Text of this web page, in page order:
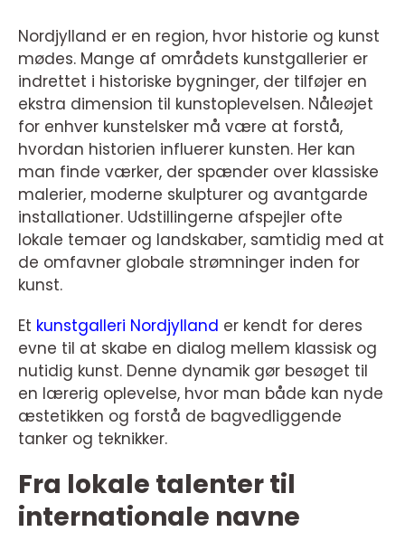
Nordjylland er en region, hvor historie og kunst
mødes. Mange af områdets kunstgallerier er
indrettet i historiske bygninger, der tilføjer en
ekstra dimension til kunstoplevelsen. Nåleøjet
for enhver kunstelsker må være at forstå,
hvordan historien influerer kunsten. Her kan
man finde værker, der spænder over klassiske
malerier, moderne skulpturer og avantgarde
installationer. Udstillingerne afspejler ofte
lokale temaer og landskaber, samtidig med at
de omfavner globale strømninger inden for
kunst.
Et kunstgalleri Nordjylland er kendt for deres
evne til at skabe en dialog mellem klassisk og
nutidig kunst. Denne dynamik gør besøget til
en lærerig oplevelse, hvor man både kan nyde
æstetikken og forstå de bagvedliggende
tanker og teknikker.
Fra lokale talenter til
internationale navne